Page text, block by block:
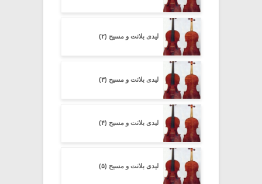
لیدی بلانت و مسیح (۲)
لیدی بلانت و مسیح (۳)
لیدی بلانت و مسیح (۴)
لیدی بلانت و مسیح (۵)